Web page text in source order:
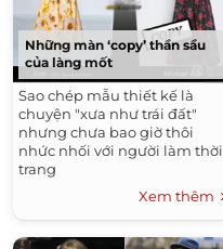
Những màn ‘copy’ thần sầu
của làng mốt
Sao chép mẫu thiết kế là
chuyện "xưa như trái đất"
nhưng chưa bao giờ thôi
nhức nhối với người làm thời
trang
Xem thêm